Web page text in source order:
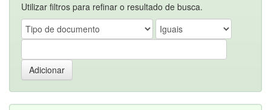
Utilizar filtros para refinar o resultado de busca.